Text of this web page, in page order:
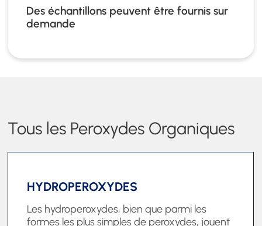
Des échantillons peuvent être fournis sur
demande
Tous les Peroxydes Organiques
HYDROPEROXYDES
Les hydroperoxydes, bien que parmi les
formes les plus simples de peroxydes, jouent